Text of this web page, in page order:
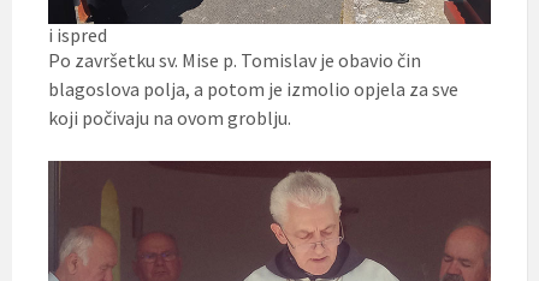
i ispred
Po završetku sv. Mise p. Tomislav je obavio čin
blagoslova polja, a potom je izmolio opjela za sve
koji počivaju na ovom groblju.